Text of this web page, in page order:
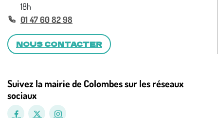
18h
01 47 60 82 98
NOUS CONTACTER
Suivez la mairie de Colombes sur les réseaux
sociaux